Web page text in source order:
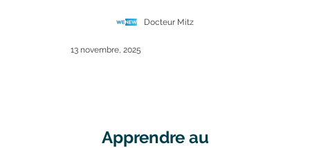
Docteur Mitz
13 novembre, 2025
Apprendre au